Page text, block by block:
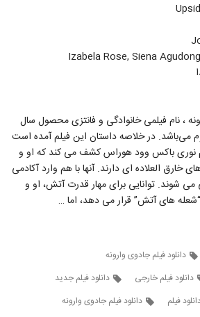
، نام فیلمی خانوادگی و فانتزی محصول سال
می‌باشد. در خلاصه داستان این فیلم آمده است
نوری باکس وود هوراس کشف می کند که او و
خارق العلاده ای دارند. آنها با هم وارد آکادمی
شوند. توانایی برای مهار قدرت آتش، او و
های آتش” قرار می دهد، اما …
دانلود فیلم جادوی وارونه
دانلود فیلم خارجی
دانلود فیلم جدید
فیلم
دانلود فیلم جادوی وارونه